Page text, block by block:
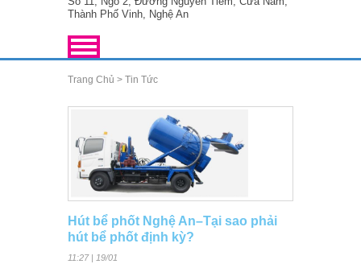
Thành Phố Vinh, Nghệ An
Trang Chủ > Tin Tức
Hút bể phốt Nghệ An–Tại sao phải
hút bể phốt định kỳ?
11:27 | 19/01